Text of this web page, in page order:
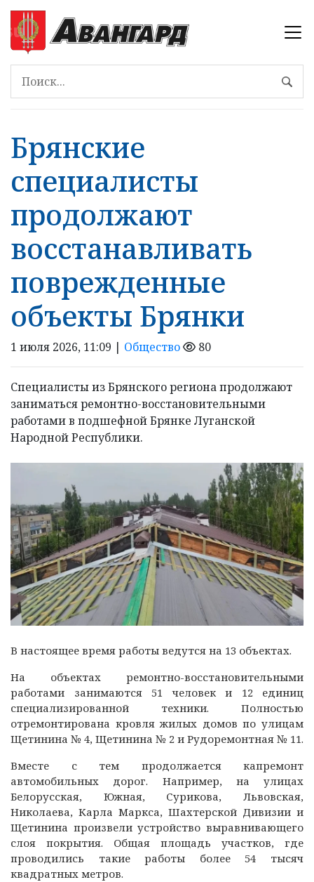
Брянские
специалисты
продолжают
восстанавливать
поврежденные
объекты Брянки
1 июля 2026, 11:09 | Общество 80
Специалисты из Брянского региона продолжают
заниматься ремонтно-восстановительными
работами в подшефной Брянке Луганской
Народной Республики.
В настоящее время работы ведутся на 13 объектах.
На объектах ремонтно-восстановительными
работами занимаются 51 человек и 12 единиц
специализированной техники. Полностью
отремонтирована кровля жилых домов по улицам
Щетинина № 4, Щетинина № 2 и Рудоремонтная № 11.
Вместе с тем продолжается капремонт
автомобильных дорог. Например, на улицах
Белорусская, Южная, Сурикова, Львовская,
Николаева, Карла Маркса, Шахтерской Дивизии и
Щетинина произвели устройство выравнивающего
слоя покрытия. Общая площадь участков, где
проводились такие работы более 54 тысяч
квадратных метров.